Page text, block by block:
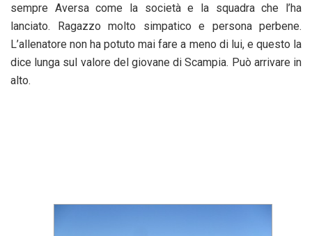
sempre Aversa come la società e la squadra che l’ha
lanciato. Ragazzo molto simpatico e persona perbene.
L’allenatore non ha potuto mai fare a meno di lui, e questo la
dice lunga sul valore del giovane di Scampia. Può arrivare in
alto.